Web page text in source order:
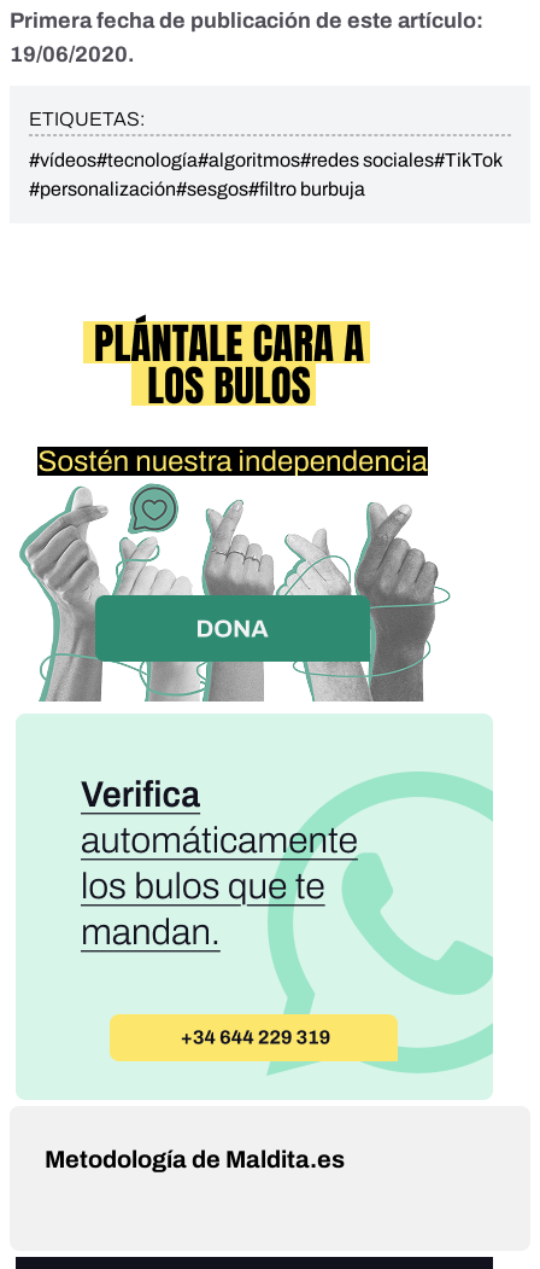
Primera fecha de publicación de este artículo:
19/06/2020.
ETIQUETAS:
#vídeos#tecnología#algoritmos#redes sociales#TikTok
#personalización#sesgos#filtro burbuja
Metodología de Maldita.es